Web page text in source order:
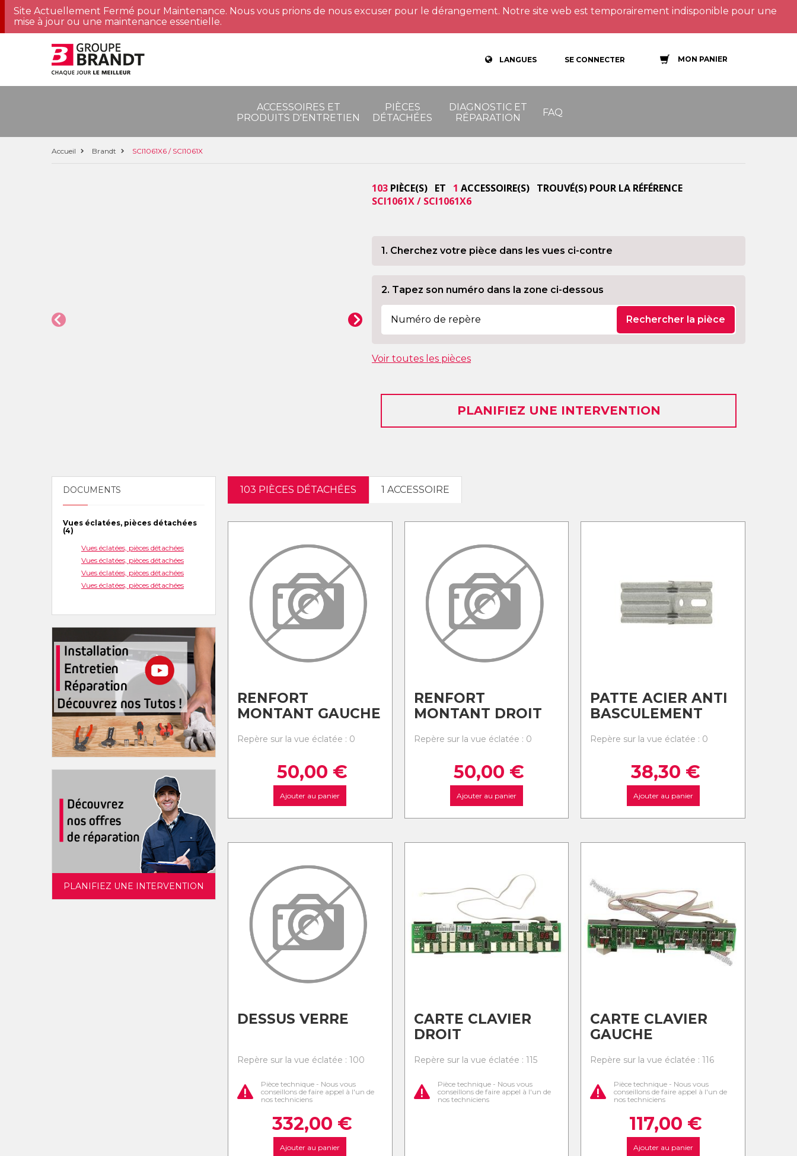
Site Actuellement Fermé pour Maintenance. Nous vous prions de nous excuser pour le dérangement. Notre site web est temporairement indisponible pour une
mise à jour ou une maintenance essentielle.
LANGUES SE CONNECTER MON PANIER
ACCESSOIRES ET
PRODUITS D'ENTRETIEN
PIÈCES
DÉTACHÉES
DIAGNOSTIC ET
RÉPARATION
FAQ
Accueil Brandt SCI1061X6 / SCI1061X
103 PIÈCE(S) ET 1 ACCESSOIRE(S) TROUVÉ(S) POUR LA RÉFÉRENCE
SCI1061X / SCI1061X6
1. Cherchez votre pièce dans les vues ci-contre
2. Tapez son numéro dans la zone ci-dessous
Rechercher la pièce
Voir toutes les pièces
PLANIFIEZ UNE INTERVENTION
DOCUMENTS
Vues éclatées, pièces détachées
(4)
Vues éclatées, pièces détachées
Vues éclatées, pièces détachées
Vues éclatées, pièces détachées
Vues éclatées, pièces détachées
PLANIFIEZ UNE INTERVENTION
103 PIÈCES DÉTACHÉES 1 ACCESSOIRE
RENFORT
MONTANT GAUCHE
Repère sur la vue éclatée : 0
50,00 €
Ajouter au panier
RENFORT
MONTANT DROIT
Repère sur la vue éclatée : 0
50,00 €
Ajouter au panier
PATTE ACIER ANTI
BASCULEMENT
Repère sur la vue éclatée : 0
38,30 €
Ajouter au panier
DESSUS VERRE
Repère sur la vue éclatée : 100
Pièce technique - Nous vous
conseillons de faire appel à l'un de
nos techniciens
332,00 €
Ajouter au panier
CARTE CLAVIER
DROIT
Repère sur la vue éclatée : 115
Pièce technique - Nous vous
conseillons de faire appel à l'un de
nos techniciens
CARTE CLAVIER
GAUCHE
Repère sur la vue éclatée : 116
Pièce technique - Nous vous
conseillons de faire appel à l'un de
nos techniciens
117,00 €
Ajouter au panier